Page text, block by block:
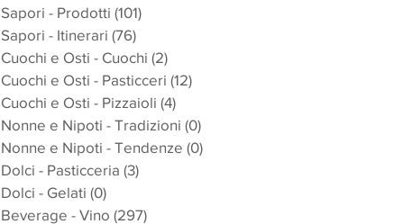
Sapori - Prodotti (101)
Sapori - Itinerari (76)
Cuochi e Osti - Cuochi (2)
Cuochi e Osti - Pasticceri (12)
Cuochi e Osti - Pizzaioli (4)
Nonne e Nipoti - Tradizioni (0)
Nonne e Nipoti - Tendenze (0)
Dolci - Pasticceria (3)
Dolci - Gelati (0)
Beverage - Vino (297)